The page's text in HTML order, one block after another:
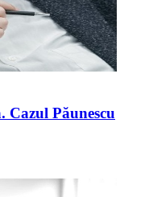
Cazul Păunescu